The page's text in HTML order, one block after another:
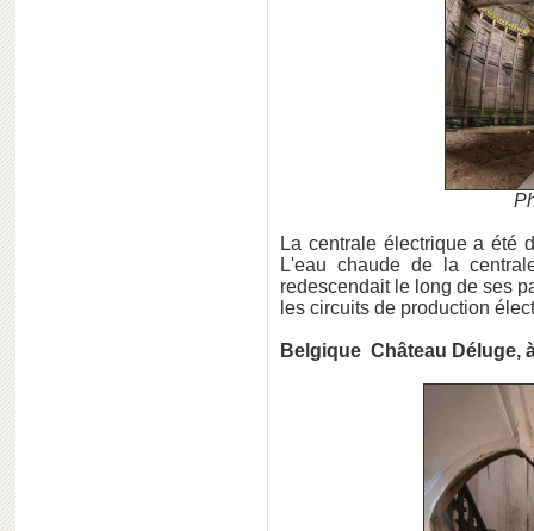
La centrale électrique a été
L'eau chaude de la
redescendait le long de ses
les circuits de production
Belgique Château Déluge,